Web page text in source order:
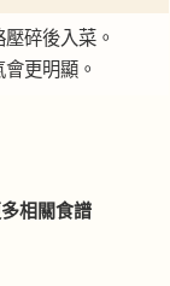
碎後入菜。
更明顯。
相關食譜